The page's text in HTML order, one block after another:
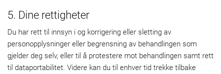
5. Dine rettigheter
Du har rett til innsyn i og korrigering eller sletting av
personopplysninger eller begrensning av behandlingen som
gjelder deg selv, eller til å protestere mot behandlingen samt rett
til dataportabilitet. Videre kan du til enhver tid trekke tilbake